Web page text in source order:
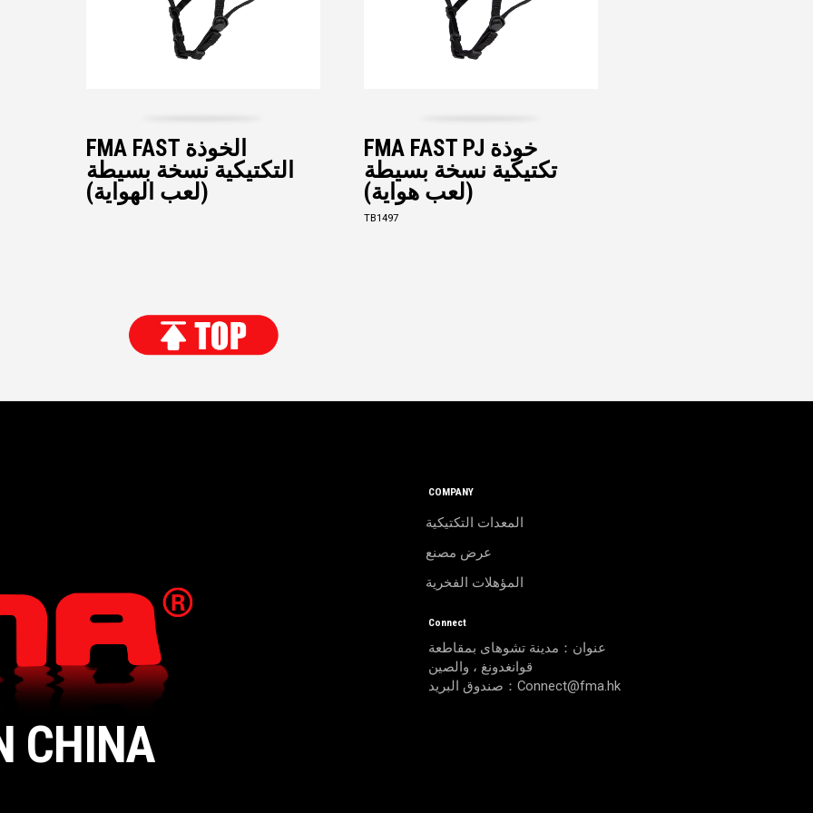
FMA FAST الخوذة
التكتيكية نسخة بسيطة
(لعب الهواية)
FMA FAST PJ خوذة
تكتيكية نسخة بسيطة
(لعب هواية)
TB1497
CHINA
COMPANY
المعدات التكتيكية
عرض مصنع
المؤهلات الفخرية
Connect
عنوان：مدينة تشوهاى بمقاطعة
قوانغدونغ ، والصين
صندوق البريد：Connect@fma.hk